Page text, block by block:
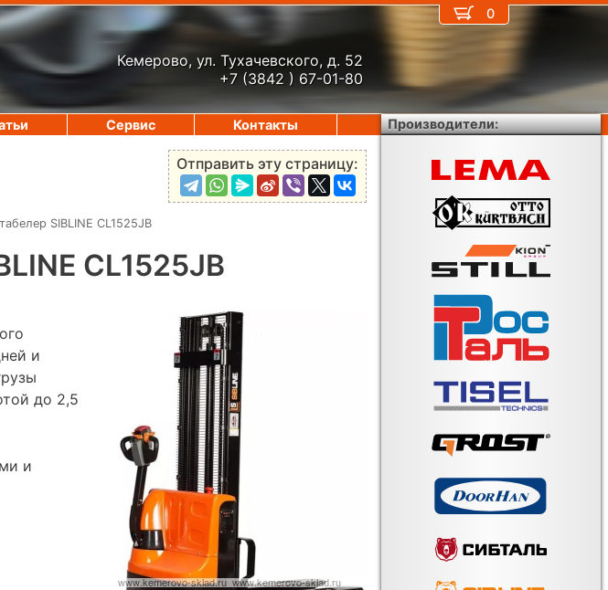
Кемерово, ул. Тухачевского, д. 52
+7 (3842 ) 67-01-80
Отправить эту страницу:
SIBLINE CL1525JB
CL1525JB
и
до 2,5
и
0
Сервис Контакты Производители: